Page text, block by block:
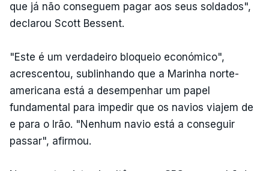
que já não conseguem pagar aos seus soldados",
declarou Scott Bessent.
"Este é um verdadeiro bloqueio económico",
acrescentou, sublinhando que a Marinha norte-
americana está a desempenhar um papel
fundamental para impedir que os navios viajem de
e para o Irão. "Nenhum navio está a conseguir
passar", afirmou.